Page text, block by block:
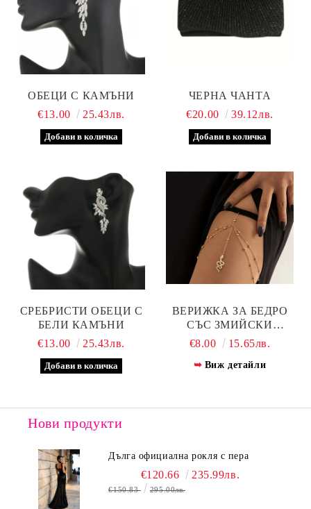
ОБЕЦИ С КАМЪНИ
€13.00
25.43лв.
ЧЕРНА ЧАНТА
€20.00
39.12лв.
СРЕБРИСТИ ОБЕЦИ С
БЕЛИ КАМЪНИ
€13.00
25.43лв.
ВЕРИЖКА ЗА БЕДРО
СЪС ЗМИЙСКИ
МЕДАЛЬОН –
ВИЗИЯ
€8.00 15.65лв.
Виж детайли
Нови продукти
Дълга официална рокля с пера
€120.66 235.99лв.
€150.83 295.00лв.